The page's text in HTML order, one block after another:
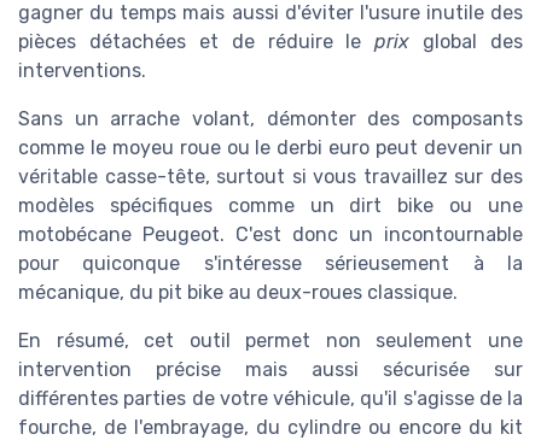
gagner du temps mais aussi d'éviter l'usure inutile des
pièces détachées et de réduire leprix global des
interventions.
Sans un arrache volant, démonter des composants
comme le moyeu roue ou le derbi euro peut devenir un
véritable casse-tête, surtout si vous travaillez sur des
modèles spécifiques comme un dirt bike ou une
motobécane Peugeot. C'est donc un incontournable
pour quiconque s'intéresse sérieusement à la
mécanique, du pit bike au deux-roues classique.
En résumé, cet outil permet non seulement une
intervention précise mais aussi sécurisée sur
différentes parties de votre véhicule, qu'il s'agisse de la
fourche, de l'embrayage, du cylindre ou encore du kit